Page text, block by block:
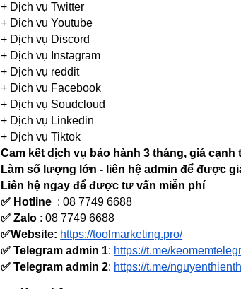
+ Dịch vụ Twitter
+ Dịch vụ Youtube
+ Dịch vụ Discord
+ Dịch vụ Instagram
+ Dịch vụ reddit
+ Dịch vụ Facebook
+ Dịch vụ Soudcloud
+ Dịch vụ Linkedin
+ Dịch vụ Tiktok
Cam kết dịch vụ bảo hành 3 tháng, giá cạnh
Làm số lượng lớn - liên hệ admin để được
Liên hệ ngay để được tư vấn miễn phí
✅ Hotline : 08 7749 6688
✅ Zalo : 08 7749 6688
✅Website: https://toolmarketing.pro/
✅ Telegram admin 1: https://t.me/
✅ Telegram admin 2: https://t.me/